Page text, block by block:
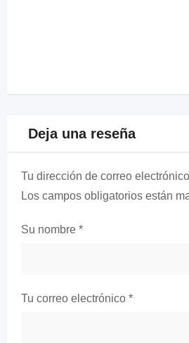
Deja una reseña
Tu dirección de correo
Los campos obligatorios están
Su nombre *
Tu correo electrónico *